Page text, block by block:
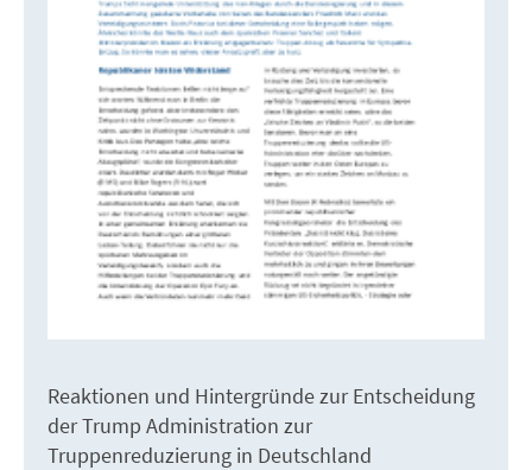
Reaktionen und Hintergründe zur Entscheidung
der Trump Administration zur
Truppenreduzierung in Deutschland